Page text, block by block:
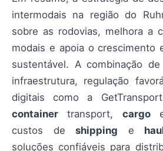
intermodais na região do
sobre as rodovias, melhora a
modais e apoia o crescimento
sustentável. A combinação
infraestrutura, regulação
digitais como a
container transport, cargo
custos de shipping e
soluções confiáveis para